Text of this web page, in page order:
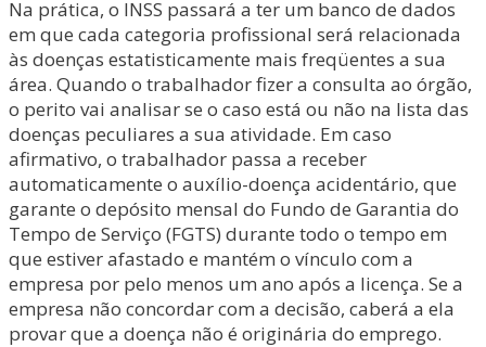
Na prática, o INSS passará a ter um banco de dados
em que cada categoria profissional será relacionada
às doenças estatisticamente mais freqüentes a sua
área. Quando o trabalhador fizer a consulta ao órgão,
o perito vai analisar se o caso está ou não na lista das
doenças peculiares a sua atividade. Em caso
afirmativo, o trabalhador passa a receber
automaticamente o auxílio-doença acidentário, que
garante o depósito mensal do Fundo de Garantia do
Tempo de Serviço (FGTS) durante todo o tempo em
que estiver afastado e mantém o vínculo com a
empresa por pelo menos um ano após a licença. Se a
empresa não concordar com a decisão, caberá a ela
provar que a doença não é originária do emprego.